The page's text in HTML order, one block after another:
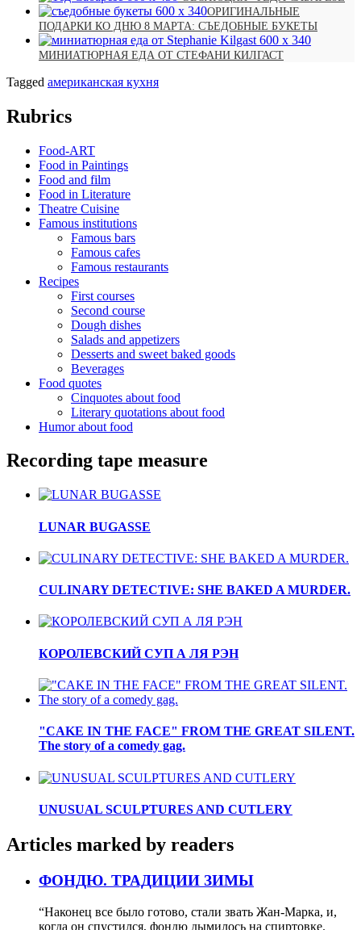
ОРИГИНАЛЬНЫЕ
ПОДАРКИ КО ДНЮ 8 МАРТА: СЪЕДОБНЫЕ БУКЕТЫ
МИНИАТЮРНАЯ ЕДА ОТ СТЕФАНИ КИЛГАСТ
Tagged американская кухня
Rubrics
Food-ART
Food in Paintings
Food and film
Food in Literature
Theatre Cuisine
Famous institutions
Famous bars
Famous cafes
Famous restaurants
Recipes
First courses
Second course
Dough dishes
Salads and appetizers
Desserts and sweet baked goods
Beverages
Food quotes
Cinquotes about food
Literary quotations about food
Humor about food
Recording tape measure
LUNAR BUGASSE
CULINARY DETECTIVE: SHE BAKED A MURDER.
КОРОЛЕВСКИЙ СУП А ЛЯ РЭН
"CAKE IN THE FACE" FROM THE GREAT SILENT.
The story of a comedy gag.
UNUSUAL SCULPTURES AND CUTLERY
Articles marked by readers
ФОНДЮ. ТРАДИЦИИ ЗИМЫ
“Наконец все было готово, стали звать Жан-Марка, и,
когда он спустился, фондю дымилось на спиртовке.